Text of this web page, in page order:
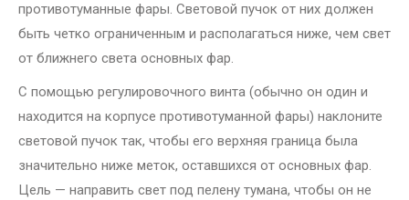
противотуманные фары. Световой пучок от них должен
быть четко ограниченным и располагаться ниже, чем свет
от ближнего света основных фар.
С помощью регулировочного винта (обычно он один и
находится на корпусе противотуманной фары) наклоните
световой пучок так, чтобы его верхняя граница была
значительно ниже меток, оставшихся от основных фар.
Цель — направить свет под пелену тумана, чтобы он не